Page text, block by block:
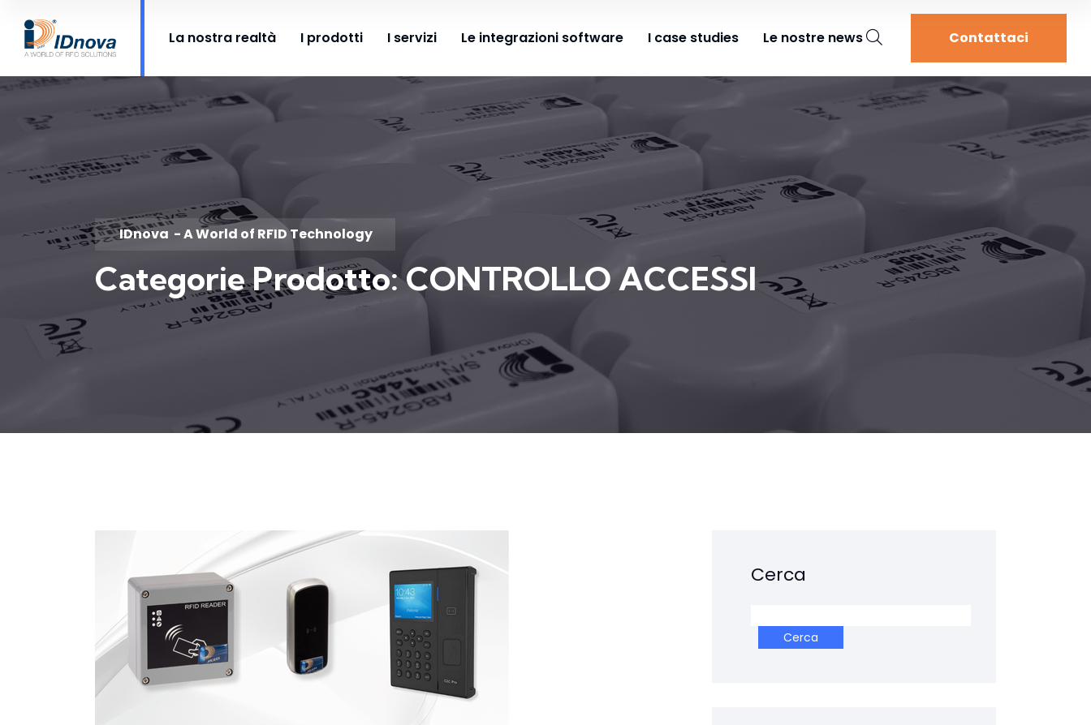
La nostra realtà I prodotti I servizi Le integrazioni software I case studies Le nostre news Contattaci
IDnova - A World of RFID Technology
Categorie Prodotto:CONTROLLO ACCESSI
Cerca
Cerca